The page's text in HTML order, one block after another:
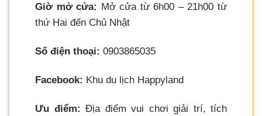
Giờ mở cửa: Mở cửa từ 6h00 – 21h00 từ
thứ Hai đến Chủ Nhật
Số điện thoại: 0903865035
Facebook: Khu du lịch Happyland
Ưu điểm: Địa điểm vui chơi giải trí, tích